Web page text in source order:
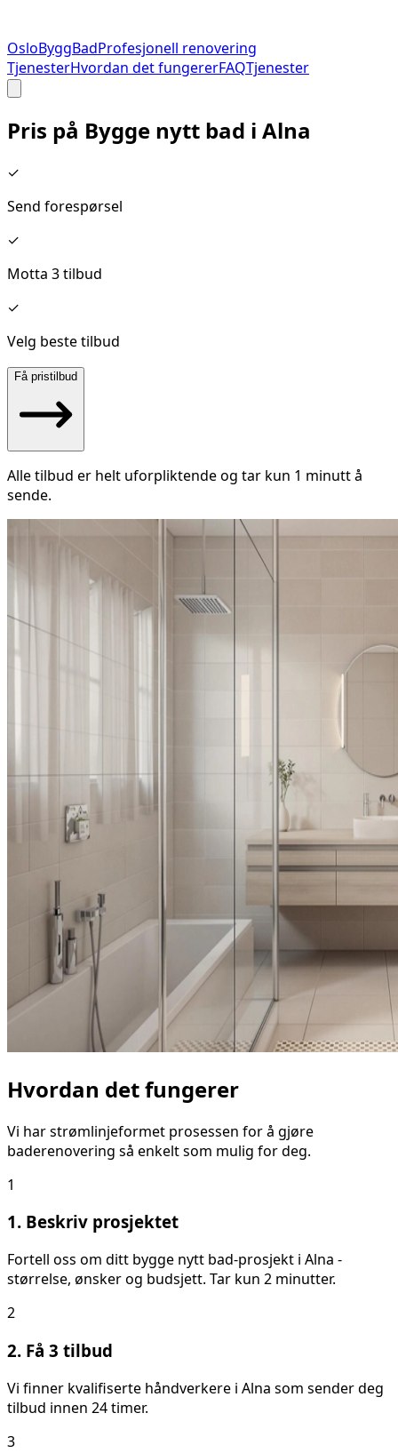
OsloByggBadProfesjonell renovering
TjenesterHvordan det fungererFAQTjenester
Pris på Bygge nytt bad i Alna
✓
Send forespørsel
✓
Motta 3 tilbud
✓
Velg beste tilbud
Få pristilbud
Alle tilbud er helt uforpliktende og tar kun 1 minutt å
sende.
Hvordan det fungerer
Vi har strømlinjeformet prosessen for å gjøre
baderenovering så enkelt som mulig for deg.
1
1. Beskriv prosjektet
Fortell oss om ditt bygge nytt bad-prosjekt i Alna -
størrelse, ønsker og budsjett. Tar kun 2 minutter.
2
2. Få 3 tilbud
Vi finner kvalifiserte håndverkere i Alna som sender deg
tilbud innen 24 timer.
3